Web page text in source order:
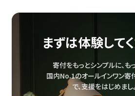
まずは体験して
寄付をもっとシンプルに、も
国内No.1のオールインワン寄
で、支援をはじめまし